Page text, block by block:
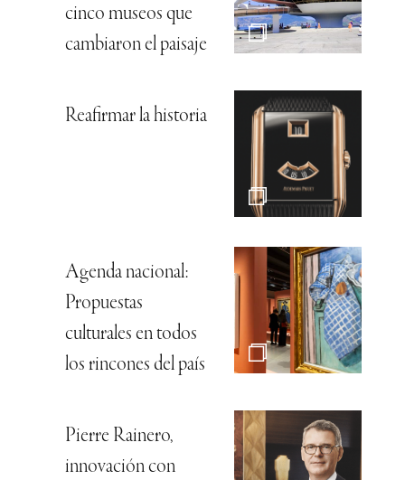
cinco museos que
cambiaron el paisaje
Reafirmar la historia
Agenda nacional:
Propuestas
culturales en todos
los rincones del país
Pierre Rainero,
innovación con